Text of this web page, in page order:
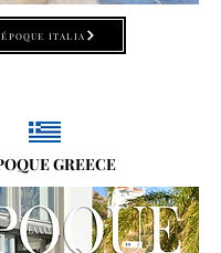
ITALIA
GREECE